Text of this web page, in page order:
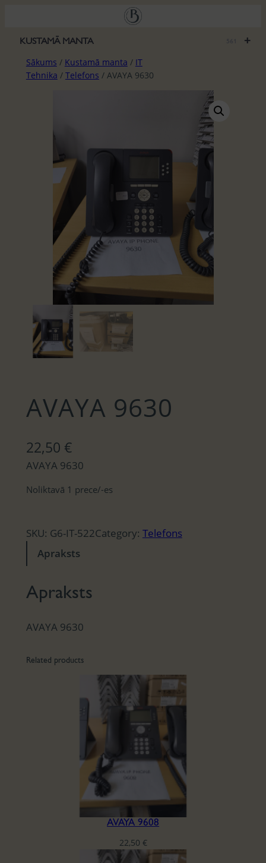
saturu
+
KUSTAMĀ MANTA
Sākums / Kustamā manta / IT
Tehnika / Telefons / AVAYA 9630
AVAYA 9630
22,50 €
AVAYA 9630
Noliktavā 1 prece/-es
SKU: G6-IT-522Category: Telefons
Apraksts
Apraksts
AVAYA 9630
Related products
AVAYA 9608
22,50 €